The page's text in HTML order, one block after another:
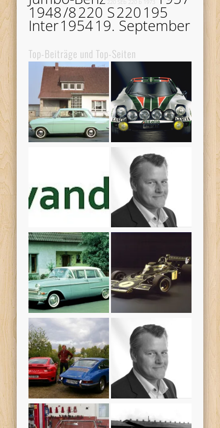
220 SEb 220 b 1973
1948/8220 S220 195
Inter195419. September
Top-Beiträge und Top-Seiten